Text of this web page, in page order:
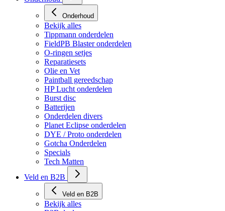
Onderhoud
Onderhoud
Bekijk alles
Tippmann onderdelen
FieldPB Blaster onderdelen
O-ringen setjes
Reparatiesets
Olie en Vet
Paintball gereedschap
HP Lucht onderdelen
Burst disc
Batterijen
Onderdelen divers
Planet Eclipse onderdelen
DYE / Proto onderdelen
Gotcha Onderdelen
Specials
Tech Matten
Veld en B2B
Veld en B2B